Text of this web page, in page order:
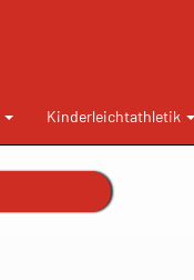
Kinderleichtathletik